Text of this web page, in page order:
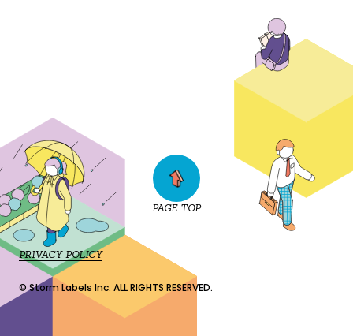
PRIVACY POLICY
© Storm Labels Inc. ALL RIGHTS RESERVED.
PAGE TOP